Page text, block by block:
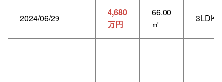
2024/06/29
4,680
万円
66.00
㎡
3LDK